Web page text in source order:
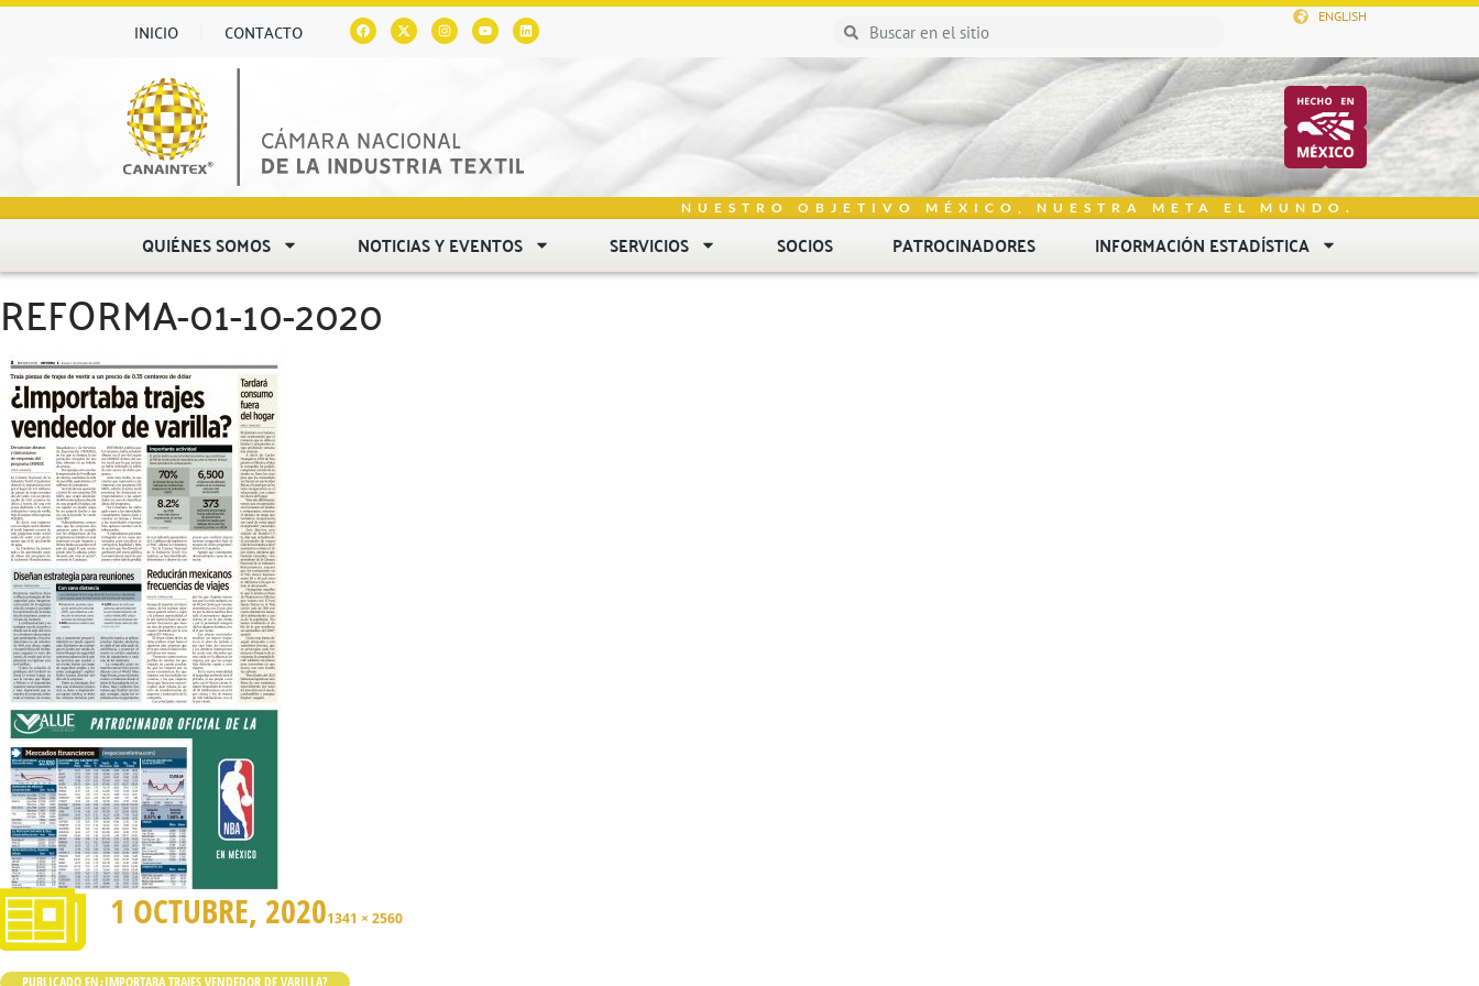
INICIO CONTACTO
ENGLISH
NUESTRO OBJETIVO MÉXICO, NUESTRA META EL MUNDO.
QUIÉNES SOMOS NOTICIAS Y EVENTOS SERVICIOS SOCIOS PATROCINADORES INFORMACIÓN ESTADÍSTICA
REFORMA-01-10-2020
1 OCTUBRE, 20201341 × 2560
PUBLICADO EN¿IMPORTABA TRAJES VENDEDOR DE VARILLA?